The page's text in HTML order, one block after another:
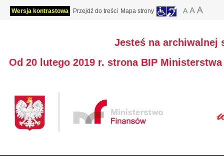
Wersja kontrastowa Przejdź do treści Mapa strony
Jesteś na archiwalnej
Od 20 lutego 2019 r. strona BIP